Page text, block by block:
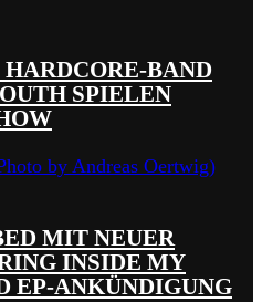
BAND
SPIELEN
MIT NEUER
INSIDE MY
EP-ANKÜNDIGUNG